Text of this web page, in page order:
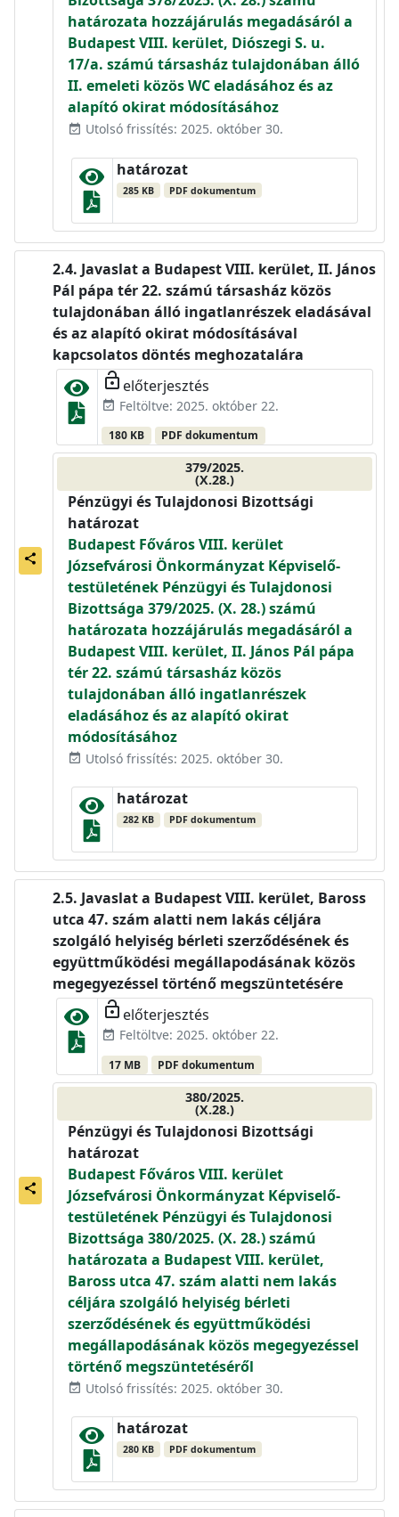
határozata hozzájárulás megadásáról a
Budapest VIII. kerület, Diószegi S. u.
17/a. számú társasház tulajdonában álló
II. emeleti közös WC eladásához és az
alapító okirat módosításához
event_available Utolsó frissítés: 2025. október 30.
határozat
285 KB PDF dokumentum
share
Javaslat a Budapest VIII. kerület, II. János
Pál pápa tér 22. számú társasház közös
tulajdonában álló ingatlanrészek eladásával
és az alapító okirat módosításával
kapcsolatos döntés meghozatalára
lock_open előterjesztés
event_available Feltöltve: 2025. október 22.
180 KB PDF dokumentum
379/2025.
(X.28.)
Pénzügyi és Tulajdonosi Bizottsági
határozat
Budapest Főváros VIII. kerület
Józsefvárosi Önkormányzat Képviselő-
testületének Pénzügyi és Tulajdonosi
Bizottsága 379/2025. (X. 28.) számú
határozata hozzájárulás megadásáról a
Budapest VIII. kerület, II. János Pál pápa
tér 22. számú társasház közös
tulajdonában álló ingatlanrészek
eladásához és az alapító okirat
módosításához
event_available Utolsó frissítés: 2025. október 30.
határozat
282 KB PDF dokumentum
share
Javaslat a Budapest VIII. kerület, Baross
utca 47. szám alatti nem lakás céljára
szolgáló helyiség bérleti szerződésének és
együttműködési megállapodásának közös
megegyezéssel történő megszüntetésére
lock_open előterjesztés
event_available Feltöltve: 2025. október 22.
17 MB PDF dokumentum
380/2025.
(X.28.)
Pénzügyi és Tulajdonosi Bizottsági
határozat
Budapest Főváros VIII. kerület
Józsefvárosi Önkormányzat Képviselő-
testületének Pénzügyi és Tulajdonosi
Bizottsága 380/2025. (X. 28.) számú
határozata a Budapest VIII. kerület,
Baross utca 47. szám alatti nem lakás
céljára szolgáló helyiség bérleti
szerződésének és együttműködési
megállapodásának közös megegyezéssel
történő megszüntetéséről
event_available Utolsó frissítés: 2025. október 30.
határozat
280 KB PDF dokumentum